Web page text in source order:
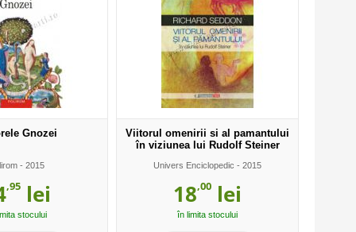
Gnozei
- 2015
,95 lei
stocului
Viitorul omenirii si al pamantului
în viziunea lui Rudolf Steiner
Univers Enciclopedic - 2015
18,00 lei
în limita stocului